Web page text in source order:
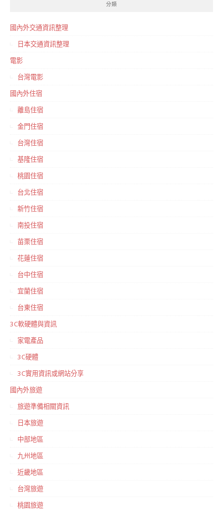
分類
國內外交通資訊整理
日本交通資訊整理
電影
台灣電影
國內外住宿
離島住宿
金門住宿
台灣住宿
基隆住宿
桃園住宿
台北住宿
新竹住宿
南投住宿
苗栗住宿
花蓮住宿
台中住宿
宜蘭住宿
台東住宿
3C軟硬體與資訊
家電產品
3C硬體
3C實用資訊或網站分享
國內外旅遊
旅遊準備相關資訊
日本旅遊
中部地區
九州地區
近畿地區
台灣旅遊
桃園旅遊